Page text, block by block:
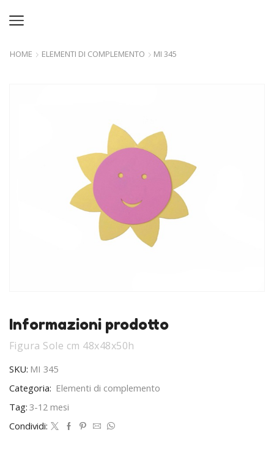
HOME ELEMENTI DI COMPLEMENTO MI 345
Informazioni prodotto
Figura Sole cm 48x48x50h
SKU: MI 345
Categoria: Elementi di complemento
Tag: 3-12 mesi
Condividi: